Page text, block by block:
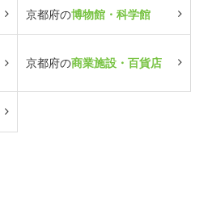
京都府の博物館・科学館
京都府の商業施設・百貨店